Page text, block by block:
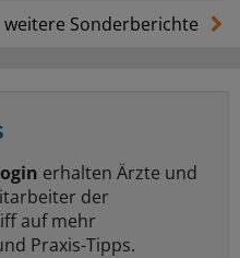
weitere Sonderberichte
erhalten Ärzte und
der
auf mehr
Praxis-Tipps.